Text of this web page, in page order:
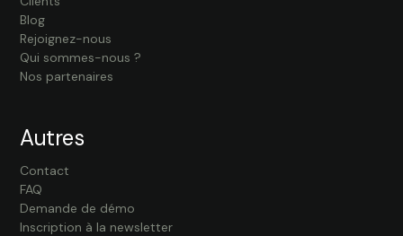
Blog
Rejoignez-nous
Qui sommes-nous ?
Nos partenaires
Autres
Contact
FAQ
Demande de démo
Inscription à la newsletter